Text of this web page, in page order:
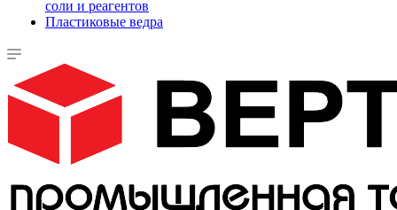
соли и реагентов
Пластиковые ведра